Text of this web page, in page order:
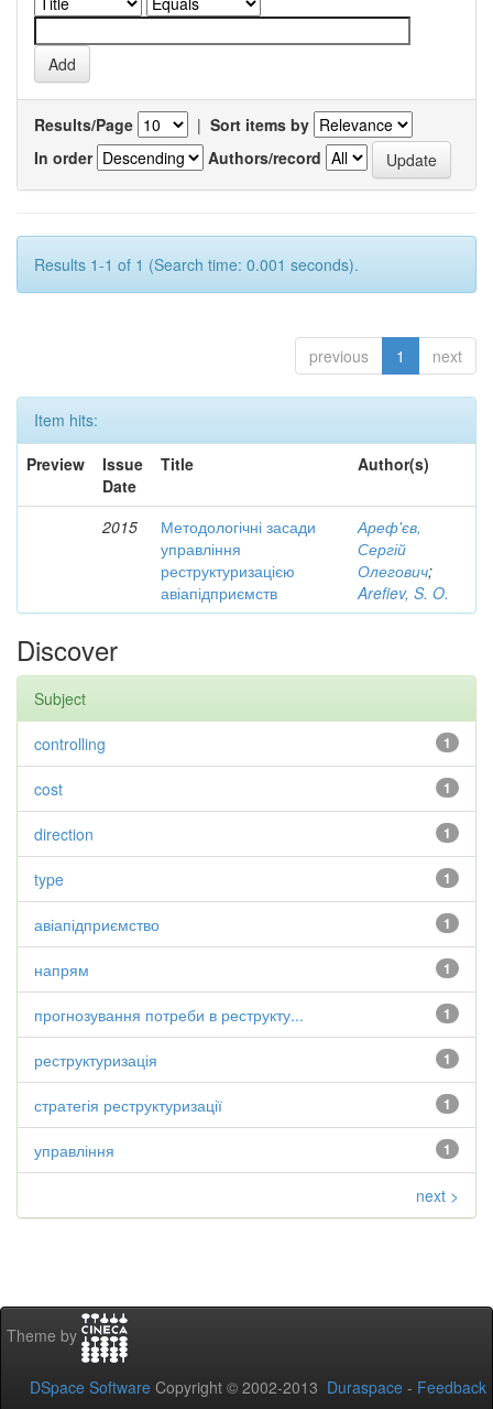
Results/Page | Sort items by
In order
Authors/record
Results 1-1 of 1 (Search time: 0.001 seconds).
previous 1 next
Item hits:
Preview
Issue
Date
Title Author(s)
2015
Методологічні засади
управління
реструктуризацією
авіапідприємств
Ареф'єв,
Сергій
Олегович;
Arefiev, S. O.
Discover
Subject
1
controlling
1
cost
1
direction
1
type
1
авіапідприємство
1
напрям
1
прогнозування потреби в реструкту...
1
реструктуризація
1
стратегія реструктуризації
1
управління
next >
Theme by
DSpace Software Copyright © 2002-2013 Duraspace - Feedback